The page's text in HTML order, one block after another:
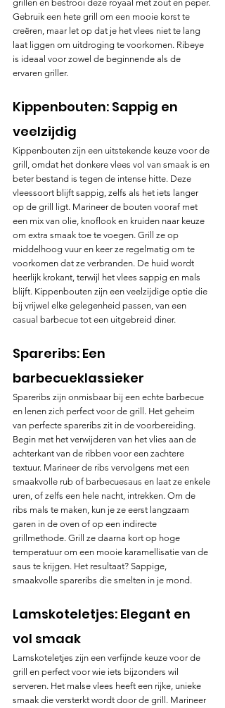
grillen en bestrooi deze royaal met zout en peper.
Gebruik een hete grill om een mooie korst te
creëren, maar let op dat je het vlees niet te lang
laat liggen om uitdroging te voorkomen. Ribeye
is ideaal voor zowel de beginnende als de
ervaren griller.
Kippenbouten: Sappig en
veelzijdig
Kippenbouten zijn een uitstekende keuze voor de
grill, omdat het donkere vlees vol van smaak is en
beter bestand is tegen de intense hitte. Deze
vleessoort blijft sappig, zelfs als het iets langer
op de grill ligt. Marineer de bouten vooraf met
een mix van olie, knoflook en kruiden naar keuze
om extra smaak toe te voegen. Grill ze op
middelhoog vuur en keer ze regelmatig om te
voorkomen dat ze verbranden. De huid wordt
heerlijk krokant, terwijl het vlees sappig en mals
blijft. Kippenbouten zijn een veelzijdige optie die
bij vrijwel elke gelegenheid passen, van een
casual barbecue tot een uitgebreid diner.
Spareribs: Een
barbecueklassieker
Spareribs zijn onmisbaar bij een echte barbecue
en lenen zich perfect voor de grill. Het geheim
van perfecte spareribs zit in de voorbereiding.
Begin met het verwijderen van het vlies aan de
achterkant van de ribben voor een zachtere
textuur. Marineer de ribs vervolgens met een
smaakvolle rub of barbecue­saus en laat ze enkele
uren, of zelfs een hele nacht, intrekken. Om de
ribs mals te maken, kun je ze eerst langzaam
garen in de oven of op een indirecte
grillmethode. Grill ze daarna kort op hoge
temperatuur om een mooie karamellisatie van de
saus te krijgen. Het resultaat? Sappige,
smaakvolle spareribs die smelten in je mond.
Lamskoteletjes: Elegant en
vol smaak
Lamskoteletjes zijn een verfijnde keuze voor de
grill en perfect voor wie iets bijzonders wil
serveren. Het malse vlees heeft een rijke, unieke
smaak die versterkt wordt door de grill. Marineer